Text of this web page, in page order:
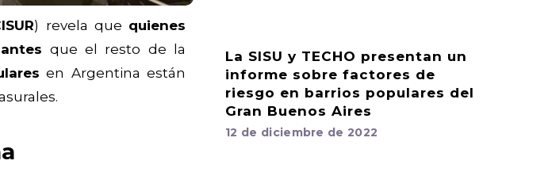
) revela que quienes
que el resto de la
en Argentina están
La SISU y TECHO presentan un
informe sobre factores de
riesgo en barrios populares del
Gran Buenos Aires
12 de diciembre de 2022